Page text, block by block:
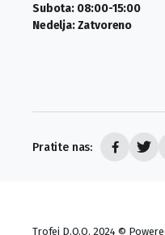
Subota: 08:00-15:00
Nedelja: Zatvoreno
Pratite nas:
Trofej D.O.O. 2024 ©